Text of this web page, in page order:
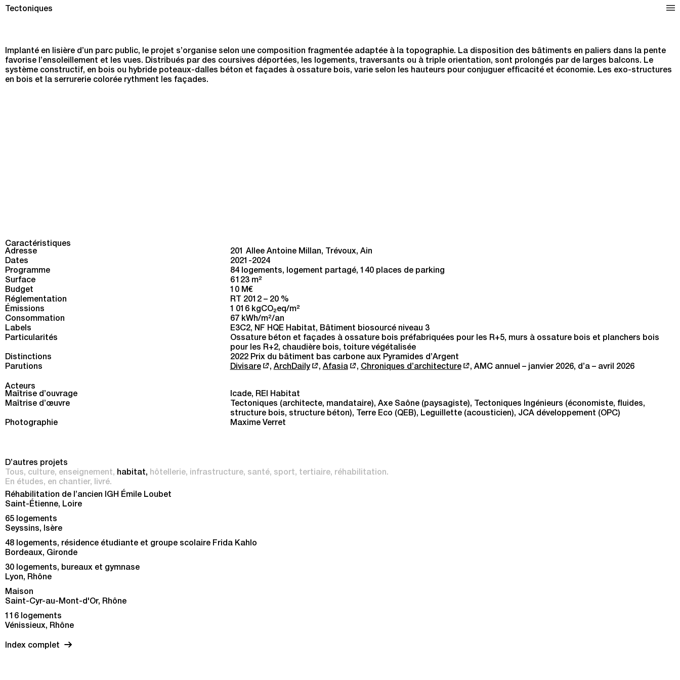
Tectoniques
84 logements à Trévoux
Implanté en lisière d’un parc public, le projet s’organise selon une composition fragmentée adaptée à la topographie. La disposition des bâtiments en paliers dans la pente
favorise l’ensoleillement et les vues. Distribués par des coursives déportées, les logements, traversants ou à triple orientation, sont prolongés par de larges balcons. Le
système constructif, en bois ou hybride poteaux-dalles béton et façades à ossature bois, varie selon les hauteurs pour conjuguer efficacité et économie. Les exo-structures
en bois et la serrurerie colorée rythment les façades.
Caractéristiques
Adresse
201 Allee Antoine Millan, Trévoux, Ain
Dates
2021-2024
Programme
84 logements, logement partagé, 140 places de parking
Surface
6 123 m2
Budget
10 M€
Réglementation
RT 2012 – 20 %
Émissions
1 016 kgCO2eq/m2
Consommation
67 kWh/m2/an
Labels
E3C2, NF HQE Habitat, Bâtiment biosourcé niveau 3
Particularités
Ossature béton et façades à ossature bois préfabriquées pour les R+5, murs à ossature bois et planchers bois
pour les R+2, chaudière bois, toiture végétalisée
Distinctions
2022 Prix du bâtiment bas carbone aux Pyramides d’Argent
Parutions
Divisare , ArchDaily , Afasia , Chroniques d’architecture , AMC annuel – janvier 2026, d’a – avril 2026
Acteurs
Maîtrise d’ouvrage
Icade, REI Habitat
Maîtrise d’œuvre
Tectoniques (architecte, mandataire), Axe Saône (paysagiste), Tectoniques Ingénieurs (économiste, fluides,
structure bois, structure béton), Terre Eco (QEB), Leguillette (acousticien), JCA développement (OPC)
Photographie
Maxime Verret
D’autres projets
Tous
culture enseignement habitat hôtellerie infrastructure santé sport tertiaire réhabilitation
En études
en chantier livré
Réhabilitation de l’ancien IGH Émile Loubet
Saint-Étienne, Loire
65 logements
Seyssins, Isère
48 logements, résidence étudiante et groupe scolaire Frida Kahlo
Bordeaux, Gironde
30 logements, bureaux et gymnase
Lyon, Rhône
Maison
Saint-Cyr-au-Mont-d'Or, Rhône
116 logements
Vénissieux, Rhône
Index complet